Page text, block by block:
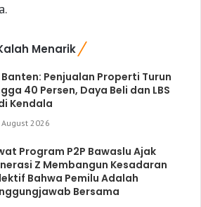
Menarik
Banten: Penjualan Properti Turun
40 Persen, Daya Beli dan LBS
Kendala
August 2026
Program P2P Bawaslu Ajak
Z Membangun Kesadaran
Bahwa Pemilu Adalah
Bersama